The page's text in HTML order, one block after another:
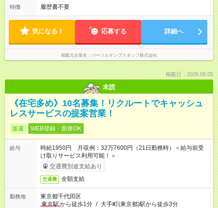
特徴 履歴書不要
気になる！ 応募する 詳細へ
掲載元企業名 パーソルテンプスタッフ株式会社
掲載日：2026.08.05
未読
《在宅多め》10名募集！リクルートでキャッシュ
レスサービスの提案営業！
派遣 WEB登録・面接OK
給与
時給1950円 月収例：32万7600円（21日勤務時）＜給与前受
け取りサービス利用可能！＞
交通費別途支給あり
交通費 全額支給
勤務地
東京都千代田区
東京駅から徒歩1分 / 大手町(東京都)駅から徒歩3分